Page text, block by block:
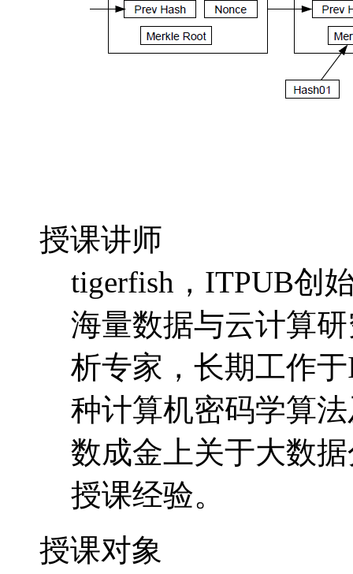
授课讲师
tigerfish，ITPUB创
海量数据与云计算
析专家，长期工作
种计算机密码学算
数成金上关于大数
授课经验。
授课对象